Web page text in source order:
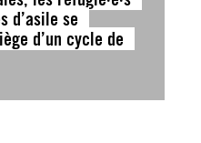
d’asile se
d’un cycle de